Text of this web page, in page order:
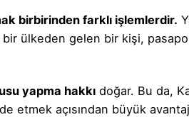
birbirinden farklı işlemlerdir.
bir ülkeden gelen bir kişi,
yapma hakkı doğar. Bu da,
etmek açısından büyük